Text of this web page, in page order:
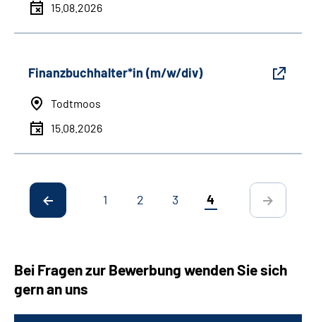
15.08.2026
Finanzbuchhalter*in (m/w/div)
Todtmoos
15.08.2026
1 2 3 4
Bei Fragen zur Bewerbung wenden Sie sich
gern an uns